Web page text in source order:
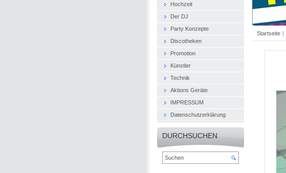
Startseite |
Hochzeit
Der DJ
Party Konzepte
Discotheken
Promotion
Künstler
Technik
Aktions Geräte
IMPRESSUM
Datenschutzerklärung
DURCHSUCHEN